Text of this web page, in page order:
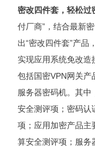
密改四件套，轻松过
付厂商”，结合最新
出“密改四件套”产品
实现应用系统免改
包括国密VPN网关产
服务器密码机。其中
安全测评项；密码认
项；应用加密产品主
算安全测评项；服务